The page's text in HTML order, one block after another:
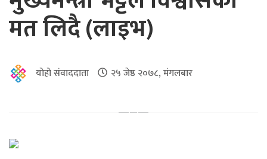
मत लिदै (लाइभ)
योहो संवाददाता २५ जेष्ठ २०७८, मंगलबार